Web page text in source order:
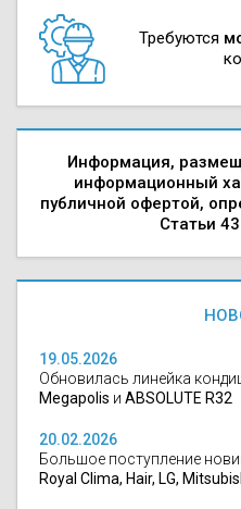
Требуются
Информация,
информационный
публичной офертой,
Статьи
19.05.2026
Обновилась линейка
Megapolis и ABSOLUTE R32
20.02.2026
Большое поступление
Royal Clima, Hair, LG,